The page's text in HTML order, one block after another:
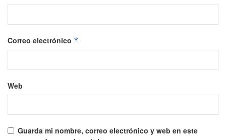
Correo electrónico *
Web
Guarda mi nombre, correo electrónico y web en este